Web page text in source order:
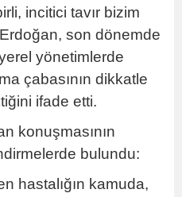
incitici tavır bizim
son dönemde
yönetimlerde
çabasının dikkatle
ifade etti.
konuşmasının
bulundu:
hastalığın kamuda,